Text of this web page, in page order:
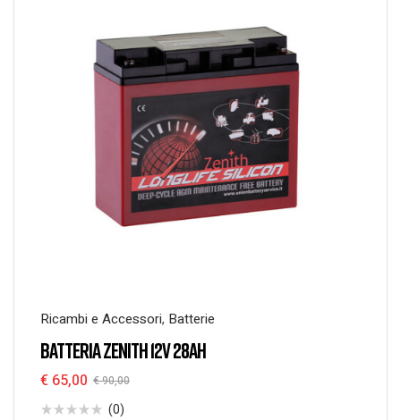
Ricambi e Accessori, Batterie
BATTERIA ZENITH 12V 28AH
€90,00
€ 65,00
(0)